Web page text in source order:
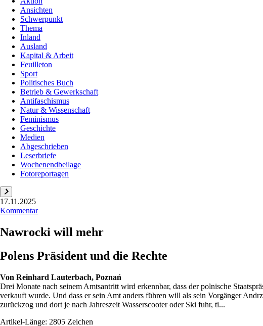
Ansichten
Schwerpunkt
Thema
Inland
Ausland
Kapital & Arbeit
Feuilleton
Sport
Politisches Buch
Betrieb & Gewerkschaft
Antifaschismus
Natur & Wissenschaft
Feminismus
Geschichte
Medien
Abgeschrieben
Leserbriefe
Wochenendbeilage
Fotoreportagen
17.11.2025
Kommentar
Nawrocki will mehr
Polens Präsident und die Rechte
Von Reinhard Lauterbach, Poznań
Drei Monate nach seinem Amtsantritt wird erkennbar, dass der polnische
verkauft wurde. Und dass er sein Amt anders führen will als sein Vorgänger
zurückzog und dort je nach Jahreszeit Wasserscooter oder Ski fuhr, ti...
Artikel-Länge: 2805 Zeichen